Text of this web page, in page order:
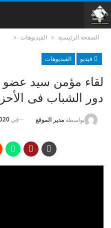
الصفحة الرئيسية الفيديوهات
فيديو الفيديوهات
لقاء مؤمن سيد عضو
دور الشباب فى الأحزاب
بواسطة مدير الموقع في